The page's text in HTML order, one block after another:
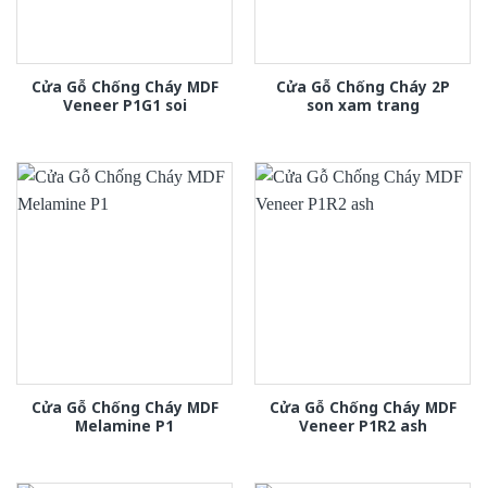
Cửa Gỗ Chống Cháy MDF
Veneer P1G1 soi
Cửa Gỗ Chống Cháy 2P
son xam trang
Cửa Gỗ Chống Cháy MDF
Melamine P1
Cửa Gỗ Chống Cháy MDF
Veneer P1R2 ash